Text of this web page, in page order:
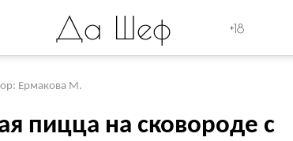
Да Шеф +18
Ермакова М.
пицца на сковороде с